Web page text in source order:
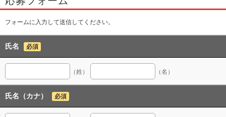
フォームに入力して送信してください。
氏名 必須
（姓） （名）
氏名（カナ） 必須